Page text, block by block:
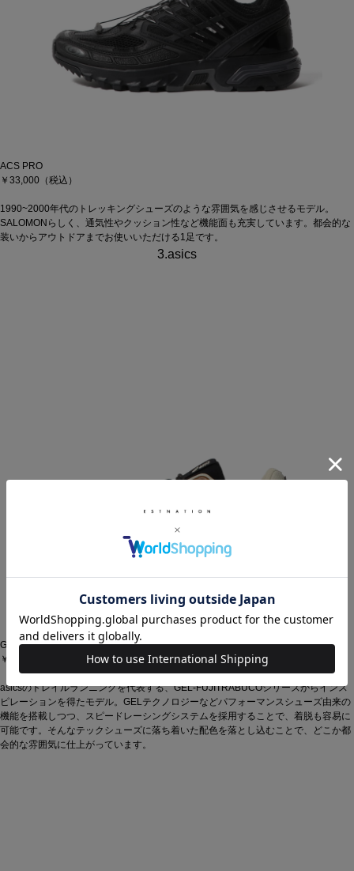
ACS PRO
￥33,000（税込）
1990~2000年代のトレッキングシューズのような雰囲気を感じさせるモデル。
SALOMONらしく、通気性やクッション性など機能面も充実しています。都会的な
装いからアウトドアまでお使いいただける1足です。
3.asics
GEL-TERRAIN
￥16,500（税込）
asicsのトレイルランニングを代表する、GEL-FUJITRABUCOシリーズからインス
ピレーションを得たモデル。GELテクノロジーなどパフォーマンスシューズ由来の
機能を搭載しつつ、スピードレーシングシステムを採用することで、着脱も容易に
可能です。そんなテックシューズに落ち着いた配色を落とし込むことで、どこか都
会的な雰囲気に仕上がっています。